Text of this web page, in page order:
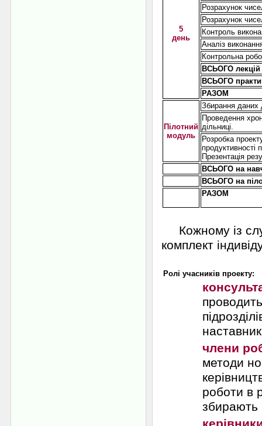
5
день
Розрахунок
Розрахунок
Контроль
Аналіз
Контрольна
ВСЬОГО лекцій
ВСЬОГО
РАЗОМ
Пілотний
модуль
Збирання даних
Проведення
дільниці.
Розробка
продуктивності
Презентація
ВСЬОГО на
ВСЬОГО на
РАЗОМ
Кожному із
комплект
Ролі учасників проекту:
члени
методи
роботи в
збирають